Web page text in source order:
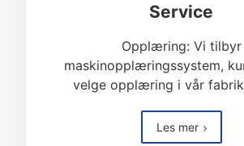
Service
Opplæring: Vi tilbyr
maskinopplæringssystem,
velge opplæring i vår
Les mer